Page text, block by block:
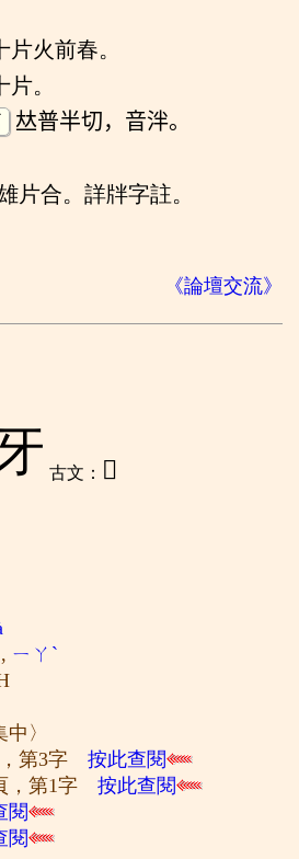
片火前春。
。
𠀤普半切，音泮。
片合。詳牉字註。
《論壇交流》
古文： 𤘈
, ㄧㄚˋ
〉
，第3字按此查閱
，第1字按此查閱
閱
閱